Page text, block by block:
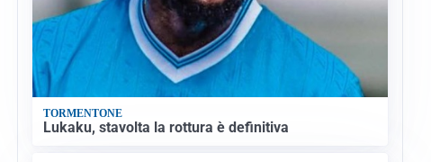
TORMENTONE
Lukaku, stavolta la rottura è definitiva